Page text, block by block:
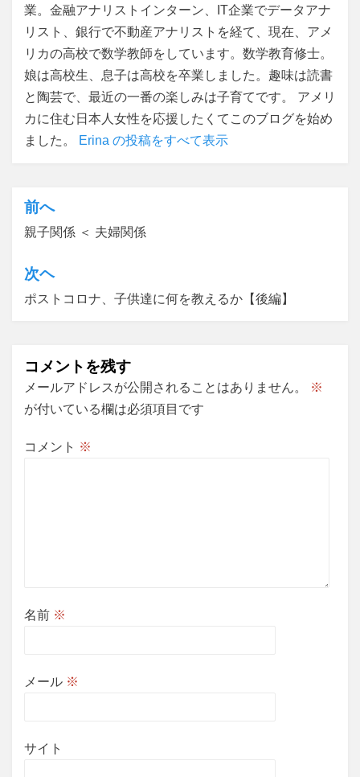
業。金融アナリストインターン、IT企業でデータアナ
リスト、銀行で不動産アナリストを経て、現在、アメ
リカの高校で数学教師をしています。数学教育修士。
娘は高校生、息子は高校を卒業しました。趣味は読書
と陶芸で、最近の一番の楽しみは子育てです。 アメリ
カに住む日本人女性を応援したくてこのブログを始め
ました。
Erina の投稿をすべて表示
投
稿
ナ
ビ
シ
ョ
ン
前へ
親子関係 ＜ 夫婦関係
次ヘ
ポストコロナ、子供達に何を教えるか【後編】
コメントを残す
メールアドレスが公開されることはありません。
※
が付いている欄は必須項目です
コメント ※
名前 ※
メール ※
サイト